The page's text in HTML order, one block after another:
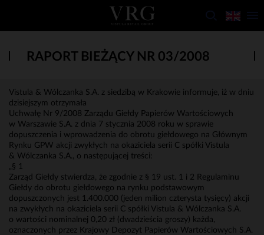
RAPORT BIEŻĄCY NR 03/2008
Vistula & Wólczanka S.A. z siedzibą w Krakowie informuje, iż w dniu
dzisiejszym otrzymała
Uchwałę Nr 9/2008 Zarządu Giełdy Papierów Wartościowych
w Warszawie S.A. z dnia 7 stycznia 2008 roku w sprawie
dopuszczenia i wprowadzenia do obrotu giełdowego na Głównym
Rynku GPW akcji zwykłych na okaziciela serii C spółki Vistula
& Wólczanka S.A., o następującej treści:
„§ 1
Zarząd Giełdy stwierdza, że zgodnie z § 19 ust. 1 i 2 Regulaminu
Giełdy do obrotu giełdowego na rynku podstawowym
dopuszczonych jest 1.400.000 (jeden milion czterysta tysięcy) akcji
na zwykłych na okaziciela serii C spółki Vistula & Wólczanka S.A.
o wartości nominalnej 0,20 zł (dwadzieścia groszy) każda,
oznaczonych przez Krajowy Depozyt Papierów Wartościowych S.A.